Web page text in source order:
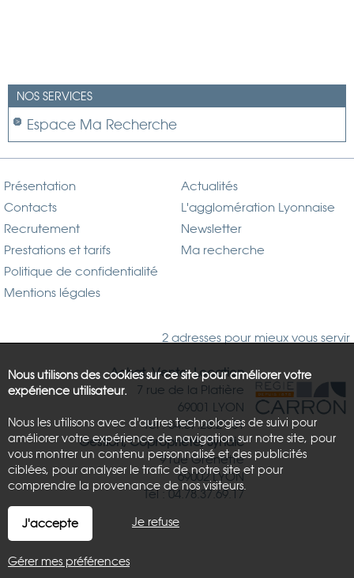
NOS SERVICES
Espace Ma Recherche
Présentation
Contacts
Recrutement
Prestations et tarifs
Politique de confidentialité
Mentions légales
Actualités
L'agglomération Lyonnaise
Newsletter
Ma recherche
2 adresses pour mieux vous servir
Achat, Vente, Location
7 rue de la Platière
69001 LYON
Tél : 04.37.26.21.81
Gestion, Copropriété, Syndic
9 rue Grenette
69002 LYON
Tél : 04.78.37.69.17
Nous utilisons des cookies sur ce site pour améliorer votre
expérience utilisateur.
Nous les utilisons avec d'autres technologies de suivi pour
améliorer votre expérience de navigation sur notre site, pour
vous montrer un contenu personnalisé et des publicités
ciblées, pour analyser le trafic de notre site et pour
comprendre la provenance de nos visiteurs.
J'accepte Je refuse
Gérer mes préférences